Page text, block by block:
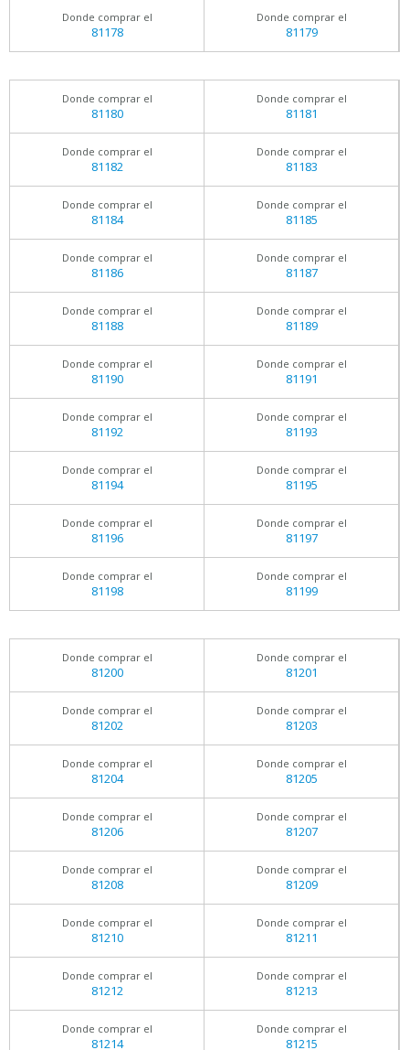
Donde comprar el
81178
Donde comprar el
81179
Donde comprar el
81180
Donde comprar el
81181
Donde comprar el
81182
Donde comprar el
81183
Donde comprar el
81184
Donde comprar el
81185
Donde comprar el
81186
Donde comprar el
81187
Donde comprar el
81188
Donde comprar el
81189
Donde comprar el
81190
Donde comprar el
81191
Donde comprar el
81192
Donde comprar el
81193
Donde comprar el
81194
Donde comprar el
81195
Donde comprar el
81196
Donde comprar el
81197
Donde comprar el
81198
Donde comprar el
81199
Donde comprar el
81200
Donde comprar el
81201
Donde comprar el
81202
Donde comprar el
81203
Donde comprar el
81204
Donde comprar el
81205
Donde comprar el
81206
Donde comprar el
81207
Donde comprar el
81208
Donde comprar el
81209
Donde comprar el
81210
Donde comprar el
81211
Donde comprar el
81212
Donde comprar el
81213
Donde comprar el
81214
Donde comprar el
81215